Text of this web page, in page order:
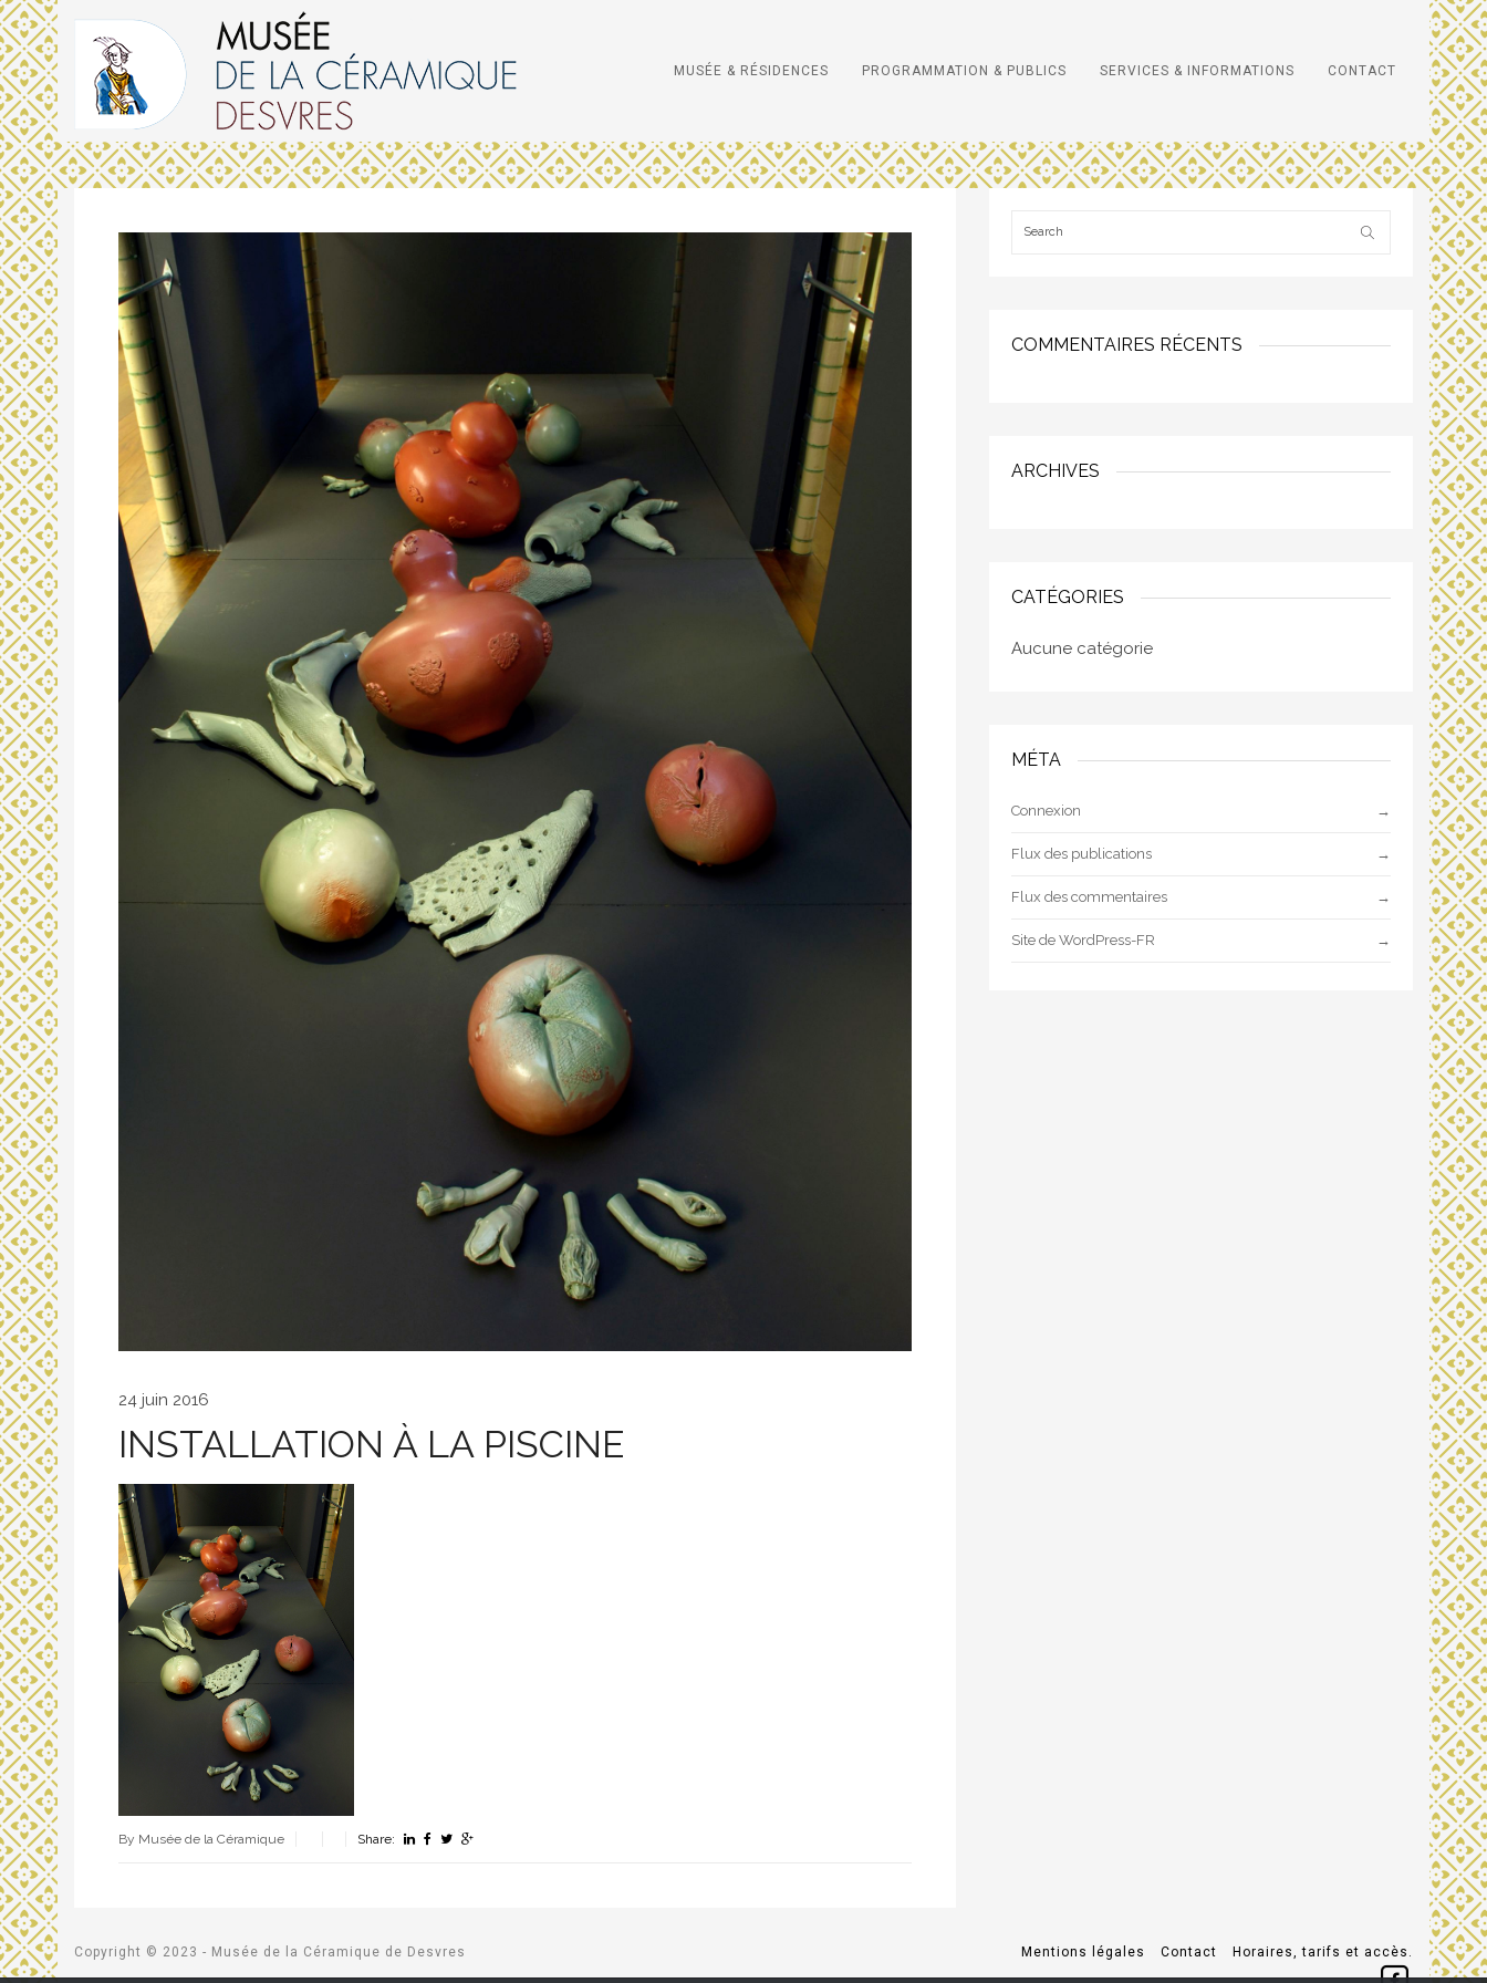
MUSÉE & RÉSIDENCES PROGRAMMATION & PUBLICS SERVICES & INFORMATIONS CONTACT
24 juin 2016
INSTALLATION À LA PISCINE
By Musée de la Céramique Share:
COMMENTAIRES RÉCENTS
ARCHIVES
CATÉGORIES
Aucune catégorie
MÉTA
Connexion
Flux des publications
Flux des commentaires
Site de WordPress-FR
Copyright © 2023 - Musée de la Céramique de Desvres Mentions légales Contact Horaires, tarifs et accès.